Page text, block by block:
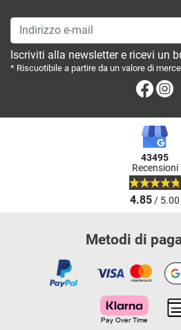
Indirizzo e-mail
Iscriviti alla newsletter e ricevi un
* Riscuotibile a partire da un valore di
43495
Recensioni
4.85/ 5.00
Metodi di